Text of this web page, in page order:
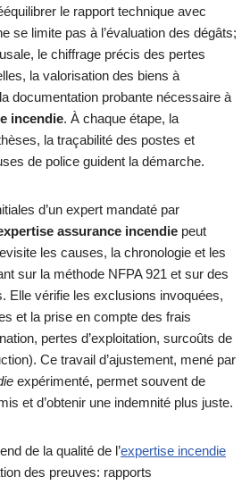
le rapport technique avec
se limite pas à l’évaluation des dégâts;
le chiffrage précis des pertes
la valorisation des biens à
documentation probante nécessaire à
incendie. À chaque étape, la
la traçabilité des postes et
de police guident la démarche.
d’un expert mandaté par
assurance incendie peut
les causes, la chronologie et les
sur la méthode NFPA 921 et sur des
Elle vérifie les exclusions invoquées,
et la prise en compte des frais
pertes d’exploitation, surcoûts de
Ce travail d’ajustement, mené par
expérimenté, permet souvent de
et d’obtenir une indemnité plus juste.
de la qualité de l’expertise incendie
des preuves: rapports